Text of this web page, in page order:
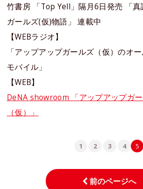
竹書房 「Top Yell」隔月6日発売 「
ガールズ(仮)物語」 連載中
【WEBラジオ】
「アップアップガールズ（仮）のオ
モバイル」
【WEB】
DeNA showroom 「アップアップガ
（仮）」
1 2 3 4 5
前のページへ